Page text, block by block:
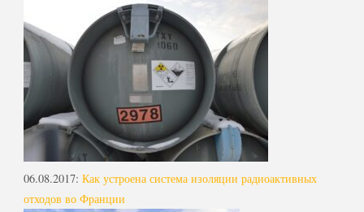
06.08.2017: Как устроена система изоляции радиоактивных
отходов во Франции